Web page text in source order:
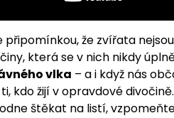
připomínkou, že zvířata
která se v nich nikdy
vlka – a i když nás
kdo žijí v opravdové
štěkat na listí,